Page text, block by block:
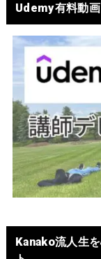
Udemy有料動
Kanako流人生